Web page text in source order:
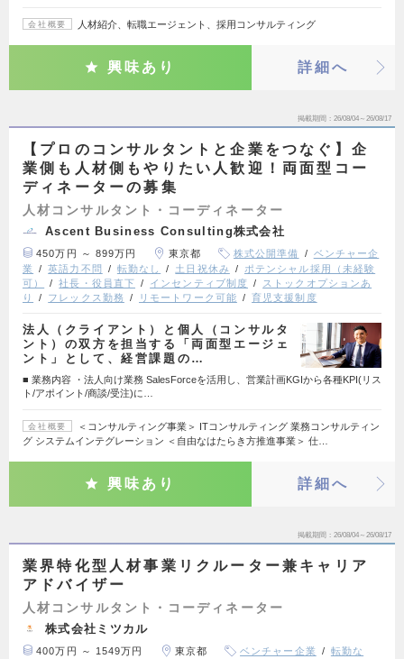
会社概要 人材紹介、転職エージェント、採用コンサルティング
興味あり 詳細へ
掲載期間 26/08/04～26/08/17
【プロのコンサルタントと企業をつなぐ】企
業側も人材側もやりたい人歓迎！両面型コー
ディネーターの募集
人材コンサルタント・コーディネーター
Ascent Business Consulting株式会社
450万円 ～ 899万円 東京都 株式公開準備
ベンチャー企
業
英語力不問 転勤なし 土日祝休み
ポテンシャル採用（未経験
可）
社長・役員直下 インセンティブ制度
ストックオプションあ
り
フレックス勤務 リモートワーク可能 育児支援制度
法人（クライアント）と個人（コンサルタ
ント）の双方を担当する「両面型エージェ
ント」として、経営課題の…
■ 業務内容 ・法人向け業務 SalesForceを活用し、営業計画KGIから各種KPI(リス
ト/アポイント/商談/受注)に…
会社概要
＜コンサルティング事業＞ ITコンサルティング 業務コンサルティン
グ システムインテグレーション ＜自由なはたらき方推進事業＞ 仕…
興味あり 詳細へ
掲載期間 26/08/04～26/08/17
業界特化型人材事業リクルーター兼キャリア
アドバイザー
人材コンサルタント・コーディネーター
株式会社ミツカル
400万円 ～ 1549万円 東京都 ベンチャー企業
転勤な